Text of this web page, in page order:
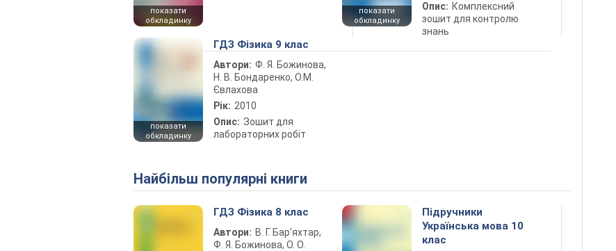
показати
обкладинку
показати
обкладинку
Опис: Комплексний
зошит для контролю
знань
показати
обкладинку
ГДЗ Фізика 9 клас
Автори: Ф. Я. Божинова,
Н. В. Бондаренко, О.М.
Євлахова
Рік: 2010
Опис: Зошит для
лабораторних робіт
Найбільш популярні книги
ГДЗ Фізика 8 клас
Автори: В. Г. Бар’яхтар,
Ф. Я. Божинова, О. О.
Підручники
Українська мова 10
клас